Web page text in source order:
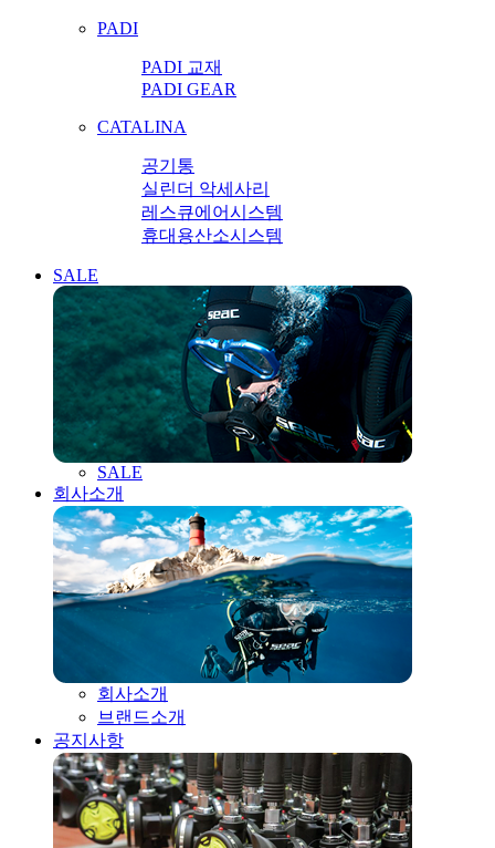
PADI
PADI 교재
PADI GEAR
CATALINA
공기통
실린더 악세사리
레스큐에어시스템
휴대용산소시스템
SALE
SALE
회사소개
회사소개
브랜드소개
공지사항